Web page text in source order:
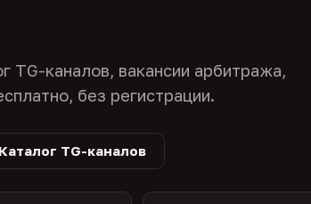
TG-каналов, вакансии арбитража,
без регистрации.
TG-каналов